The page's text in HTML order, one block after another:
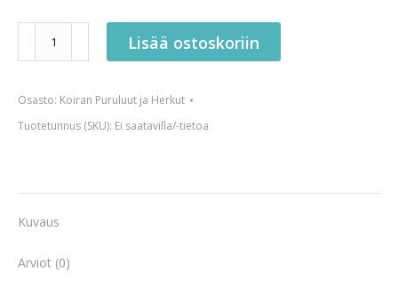
Lisää ostoskoriin
Osasto: Koiran Puruluut ja Herkut
Tuotetunnus (SKU): Ei saatavilla/-tietoa
Kuvaus
Arviot (0)